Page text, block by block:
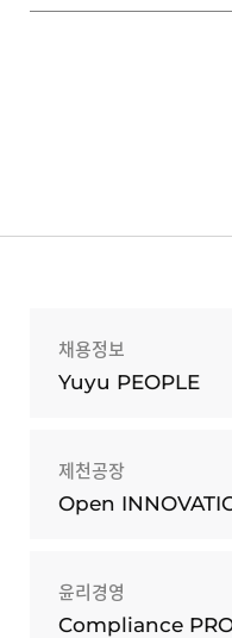
채용정보
Yuyu PEOPLE
제천공장
Open
윤리경영
Compliance